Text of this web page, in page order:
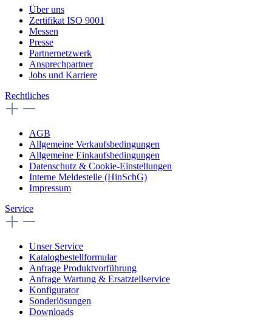
Über uns
Zertifikat ISO 9001
Messen
Presse
Partnernetzwerk
Ansprechpartner
Jobs und Karriere
Rechtliches
AGB
Allgemeine Verkaufsbedingungen
Allgemeine Einkaufsbedingungen
Datenschutz & Cookie-Einstellungen
Interne Meldestelle (HinSchG)
Impressum
Service
Unser Service
Katalogbestellformular
Anfrage Produktvorführung
Anfrage Wartung & Ersatzteilservice
Konfigurator
Sonderlösungen
Downloads